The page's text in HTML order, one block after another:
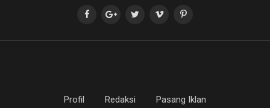
Profil Redaksi Pasang Iklan